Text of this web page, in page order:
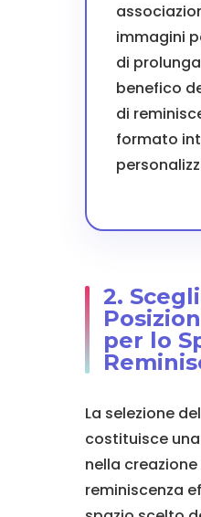
immagini
di
benefico
di
formato
2.
per lo
La selezione
costituisce
nella
reminiscenza